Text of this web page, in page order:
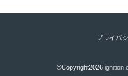
プライバ
©Copyright2026 ignition